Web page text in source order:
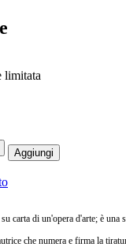
limitata
carta di un'opera d'arte; è
che numera e firma la